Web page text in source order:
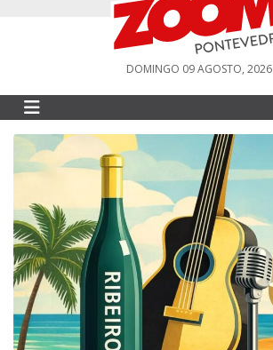
DOMINGO 09 AGOSTO, 2026